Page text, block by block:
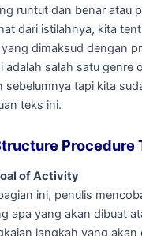
runtut dan benar atau
dari istilahnya, kita
dimaksud dengan
adalah salah satu genre
sebelumnya tapi kita
teks ini.
Procedure
of Activity
ini, penulis
apa yang akan dibuat
langkah yang akan